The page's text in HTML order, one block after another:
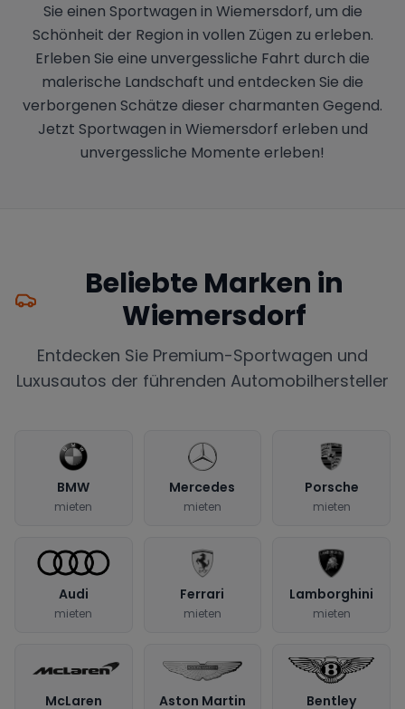
Sie einen Sportwagen in Wiemersdorf, um die
Schönheit der Region in vollen Zügen zu erleben.
Erleben Sie eine unvergessliche Fahrt durch die
malerische Landschaft und entdecken Sie die
verborgenen Schätze dieser charmanten Gegend.
Jetzt Sportwagen in Wiemersdorf erleben und
unvergessliche Momente erleben!
Beliebte Marken in
Wiemersdorf
Entdecken Sie Premium-Sportwagen und
Luxusautos der führenden Automobilhersteller
BMW
mieten
Mercedes
mieten
Porsche
mieten
Audi
mieten
Ferrari
mieten
Lamborghini
mieten
McLaren Aston Martin Bentley